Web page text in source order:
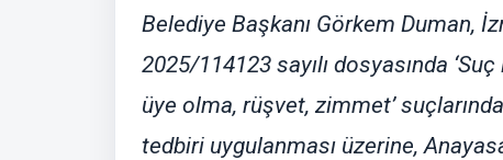
Belediye Başkanı Görkem Duman,
2025/114123 sayılı dosyasında
üye olma, rüşvet, zimmet’
tedbiri uygulanması üzerine,